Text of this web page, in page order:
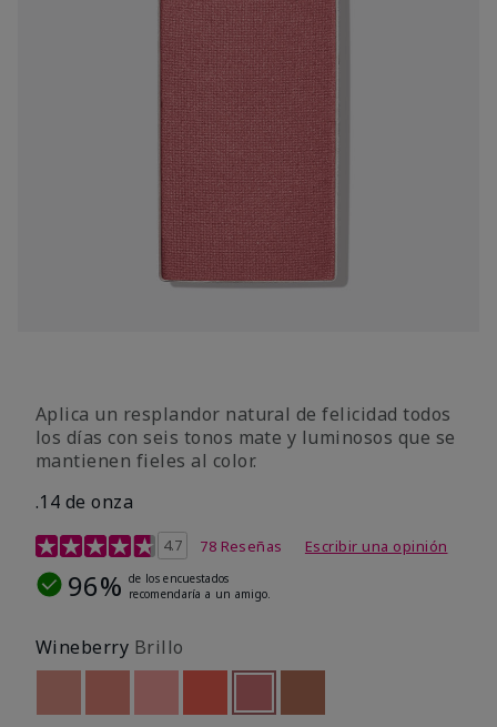
Aplica un resplandor natural de felicidad todos
los días con seis tonos mate y luminosos que se
mantienen fieles al color.
.14 de onza
Calificación de clientes de 4,3 de 5
4.7 78 Reseñas Escribir una opinión
96% de los encuestados
recomendaría a un amigo.
Wineberry Brillo
Out of stockOut of stockseleccionado
Out of stock